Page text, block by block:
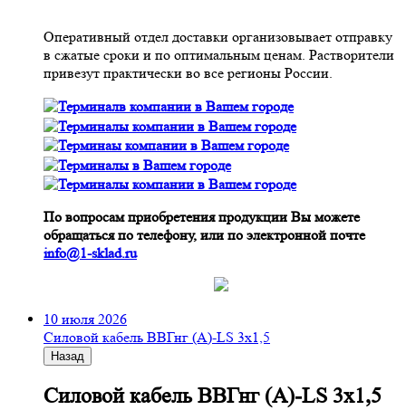
Оперативный отдел доставки организовывает отправку
в сжатые сроки и по оптимальным ценам. Растворители
привезут практически во все регионы России.
По вопросам приобретения продукции Вы можете
обращаться по телефону, или по электронной почте
info@1-sklad.ru
10 июля 2026
Cиловой кабель ВВГнг (A)-LS 3х1,5
Назад
Cиловой кабель ВВГнг (A)-LS 3х1,5